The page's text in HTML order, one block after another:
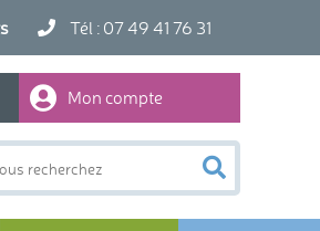
Tél : 07 49 41 76 31
Mon compte